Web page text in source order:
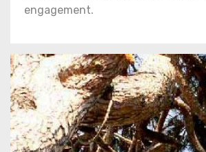
engagement.